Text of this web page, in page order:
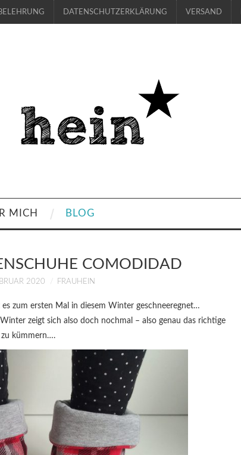
DATENSCHUTZERKLÄRUNG VERSAND
MICH BLOG
COMODIDAD
2020 FRAUHEIN
zum ersten Mal in diesem Winter geschneeregnet…
zeigt sich also doch nochmal – also genau das richtige
kümmern….